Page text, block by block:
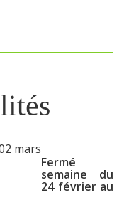
Fermé
semaine du
24 février au